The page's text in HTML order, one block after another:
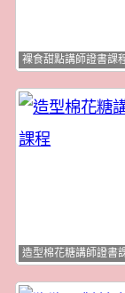
裸食甜點講師證書課
造型棉花糖講師證書